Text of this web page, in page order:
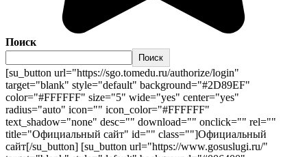
Поиск
Поиск
[su_button url="https://sgo.tomedu.ru/authorize/login"
target="blank" style="default" background="#2D89EF"
color="#FFFFFF" size="5" wide="yes" center="yes"
radius="auto" icon="" icon_color="#FFFFFF"
text_shadow="none" desc="" download="" onclick="" rel=""
title="Официальный сайт" id="" class=""]Официальный
сайт[/su_button] [su_button url="https://www.gosuslugi.ru/"